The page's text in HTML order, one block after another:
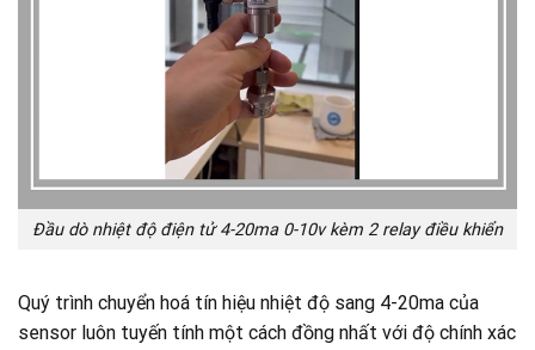
Đầu dò nhiệt độ điện tử 4-20ma 0-10v kèm 2 relay điều khiển
Quý trình chuyển hoá tín hiệu nhiệt độ sang 4-20ma của
sensor luôn tuyến tính một cách đồng nhất với độ chính xác